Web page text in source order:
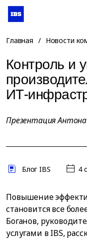
Главная / Новости
Контроль и
ИТ-
Презентация Антона
Блог IBS 4
Повышение
становится все
Боганов,
услугами в IBS,